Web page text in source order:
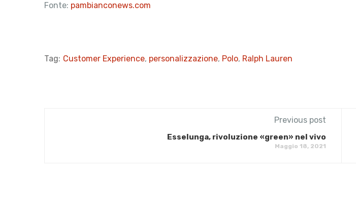
Fonte: pambianconews.com
Tag: Customer Experience, personalizzazione, Polo, Ralph Lauren
Previous post
Esselunga, rivoluzione «green» nel vivo
Maggio 18, 2021